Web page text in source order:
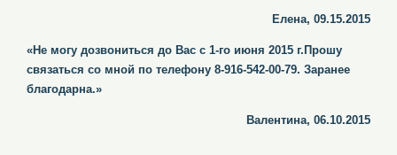
Елена, 09.15.2015
«Не могу дозвониться до Вас с 1-го июня 2015 г.Прошу
связаться со мной по телефону 8-916-542-00-79. Заранее
благодарна.»
Валентина, 06.10.2015